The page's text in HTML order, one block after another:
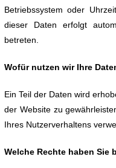
Betriebssystem oder
dieser Daten erfolgt
betreten.
Wofür nutzen wir Ihre
Ein Teil der Daten wird
der Website zu
Ihres Nutzerverhaltens
Welche Rechte haben Sie